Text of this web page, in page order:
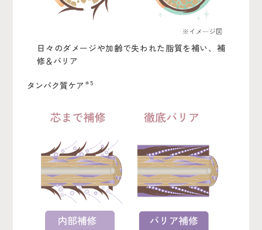
日々のダメージや加齢で失われた脂質を補い、補
修＆バリア
タンパク質ケア ＊5